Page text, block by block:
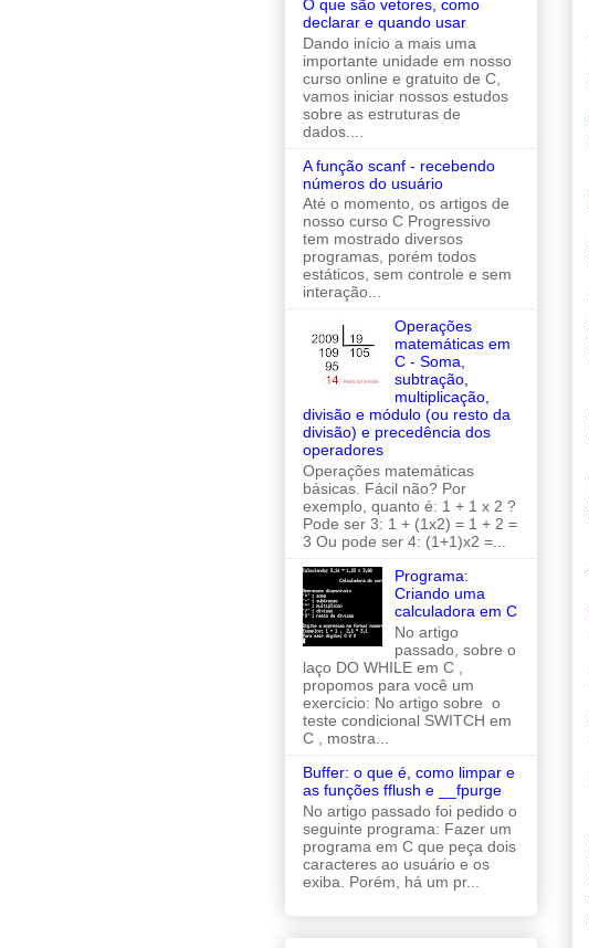
O que são vetores, como
declarar e quando usar
Dando início a mais uma
importante unidade em nosso
curso online e gratuito de C,
vamos iniciar nossos estudos
sobre as estruturas de
dados....
A função scanf - recebendo
números do usuário
Até o momento, os artigos de
nosso curso C Progressivo
tem mostrado diversos
programas, porém todos
estáticos, sem controle e sem
interação...
Operações
matemáticas em
C - Soma,
subtração,
multiplicação,
divisão e módulo (ou resto da
divisão) e precedência dos
operadores
Operações matemáticas
básicas. Fácil não? Por
exemplo, quanto é: 1 + 1 x 2 ?
Pode ser 3: 1 + (1x2) = 1 + 2 =
3 Ou pode ser 4: (1+1)x2 =...
Programa:
Criando uma
calculadora em C
No artigo
passado, sobre o
laço DO WHILE em C ,
propomos para você um
exercício: No artigo sobre o
teste condicional SWITCH em
C , mostra...
Buffer: o que é, como limpar e
as funções fflush e __fpurge
No artigo passado foi pedido o
seguinte programa: Fazer um
programa em C que peça dois
caracteres ao usuário e os
exiba. Porém, há um pr...